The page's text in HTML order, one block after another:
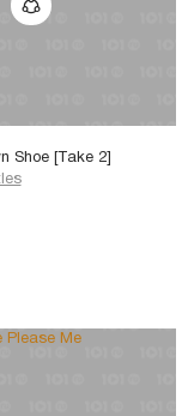
Shoe [Take 2]